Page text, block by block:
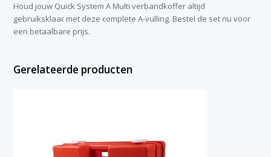
Houd jouw Quick System A Multi verbandkoffer altijd
gebruiksklaar met deze complete A-vulling. Bestel de set nu voor
een betaalbare prijs.
Gerelateerde producten